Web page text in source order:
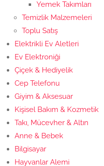
Yemek Takımları
Temizlik Malzemeleri
Toplu Satış
Elektrikli Ev Aletleri
Ev Elektroniği
Çiçek & Hediyelik
Cep Telefonu
Giyim & Aksesuar
Kişisel Bakım & Kozmetik
Takı, Mücevher & Altın
Anne & Bebek
Bilgisayar
Hayvanlar Alemi